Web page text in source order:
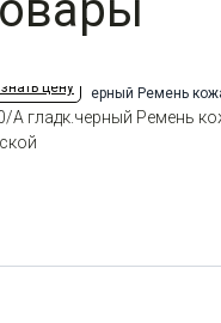
цену
A гладк.черный Ремень